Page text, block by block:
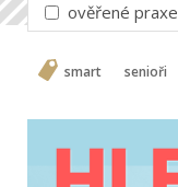
ověřené praxe
smart senioři